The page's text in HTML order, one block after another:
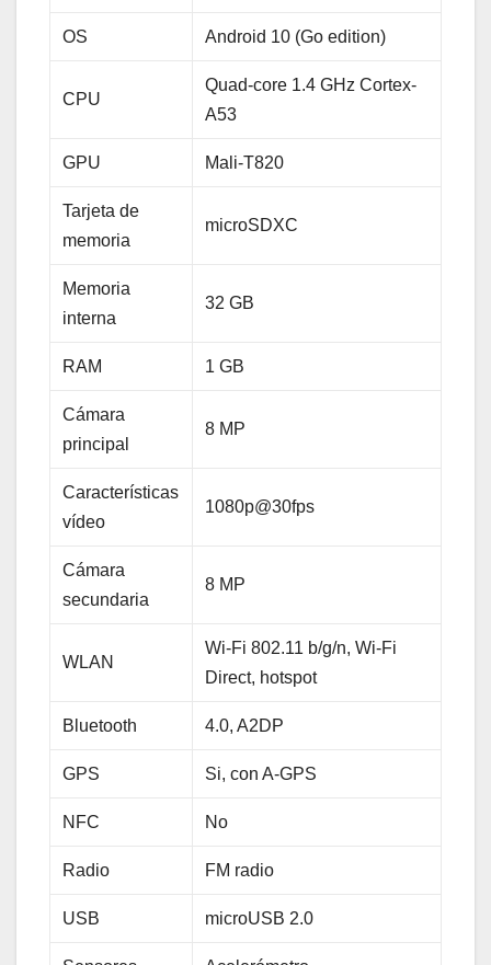
OS Android 10 (Go edition)
CPU
Quad-core 1.4 GHz Cortex-
A53
GPU Mali-T820
Tarjeta de
memoria
microSDXC
Memoria
interna
32 GB
RAM 1 GB
Cámara
principal
8 MP
Características
vídeo
1080p@30fps
Cámara
secundaria
8 MP
WLAN
Wi-Fi 802.11 b/g/n, Wi-Fi
Direct, hotspot
Bluetooth 4.0, A2DP
GPS Si, con A-GPS
NFC No
Radio FM radio
USB microUSB 2.0